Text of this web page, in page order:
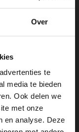
Over
te
media te bieden
Ook delen we
met onze
en analyse. Deze
Veelzijdig en
€55,00 €48,00